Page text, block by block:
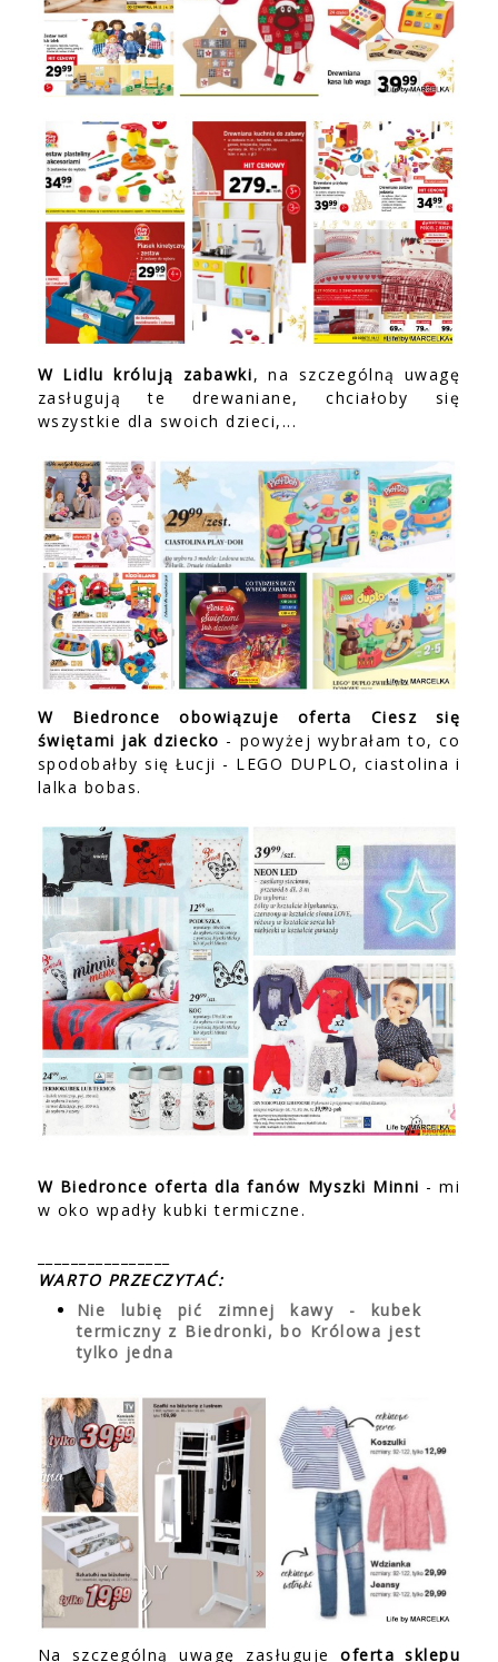
W Lidlu królują zabawki, na szczególną uwagę
zasługują te drewaniane, chciałoby się
wszystkie dla swoich dzieci,...
W Biedronce obowiązuje oferta Ciesz się
świętami jak dziecko - powyżej wybrałam to, co
spodobałby się Łucji - LEGO DUPLO, ciastolina i
lalka bobas.
W Biedronce oferta dla fanów Myszki Minni - mi
w oko wpadły kubki termiczne.
WARTO PRZECZYTAĆ:
Nie lubię pić zimnej kawy - kubek
termiczny z Biedronki, bo Królowa jest
tylko jedna
Na szczególną uwagę zasługujeoferta sklepu